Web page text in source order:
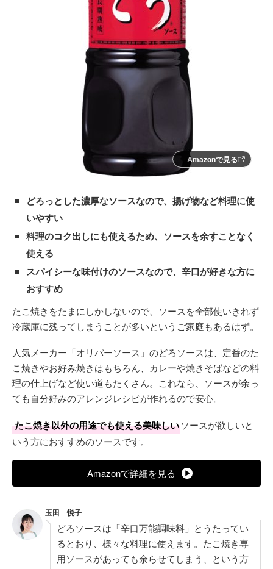
Amazonで見る
どろっとした濃厚なソースなので、揚げ物など料理に使
いやすい
料理のコク出しにも使えるため、ソースを余すことなく
使える
スパイシーな味付けのソースなので、辛口が好きな方に
おすすめ
たこ焼きをたまにしかしないので、ソースを全部使いきれず
冷蔵庫に残ってしまうことが多いというご家庭もあるはず。
人気メーカー「オリバーソース」のどろソースは、定番のた
こ焼きやお好み焼きはもちろん、カレーや焼きそばなどの料
理の仕上げなど使い道もたくさん。これなら、ソースが余っ
ても自分好みのアレンジレシピが作れるので安心。
たこ焼き以外の用途でも使える美味しいソースが欲しいと
いう方におすすめのソースです。
Amazonで詳細を見る
玉田 悦子
どろソースは「辛口万能調味料」とうたってい
るとおり、様々な料理に使えます。たこ焼き専
用ソースがあっても余らせてしまう、という方